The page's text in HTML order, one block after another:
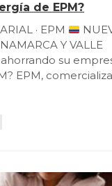
de EPM?
· EPM
Y VALLE
su
EPM,